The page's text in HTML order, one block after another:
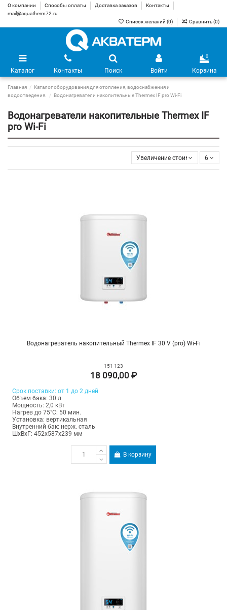
О компании Способы оплаты Доставка заказов
Контакты
mail@aquatherm72.ru
Список желаний (0) Сравнить (0)
Каталог Контакты Поиск Войти
0
Корзина
Главная
Каталог оборудования для отопления, водоснабжения и
водоотведения.
Водонагреватели накопительные Thermex IF pro Wi-Fi
Водонагреватели накопительные Thermex IF
pro Wi-Fi
Увеличение стоимости 6
Водонагреватель накопительный Thermex IF 30 V (pro) Wi-Fi
151 123
18 090,00 ₽
Срок поставки: от 1 до 2 дней
Объем бака: 30 л
Мощность: 2,0 кВт
Нагрев до 75°С: 50 мин.
Установка: вертикальная
Внутренний бак: нерж. сталь
ШхВхГ: 452х587х239 мм
В корзину